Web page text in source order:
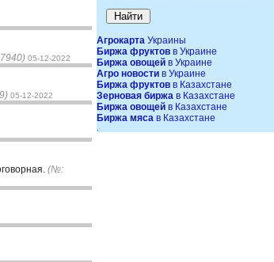
Агрокарта Украины
Биржа фруктов в Украине
Биржа овощей в Украине
Агро новости в Украине
Биржа фруктов в Казахстане
Зерновая биржа в Казахстане
Биржа овощей в Казахстане
Биржа мяса в Казахстане
05-12-2022
05-12-2022
(№: